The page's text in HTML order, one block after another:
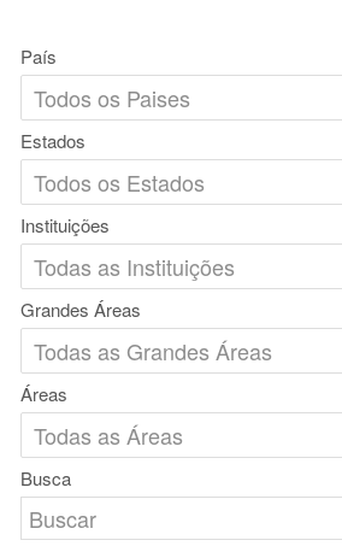
País
Estados
Instituições
Grandes Áreas
Áreas
Busca